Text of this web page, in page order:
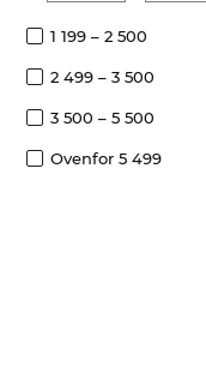
1 199 – 2 500
2 499 – 3 500
3 500 – 5 500
Ovenfor 5 499